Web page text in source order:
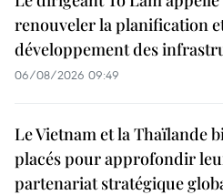
renouveler la planification
développement des
06/08/2026 09:49
Le Vietnam et la Thaïlande
placés pour approfondir
partenariat stratégique